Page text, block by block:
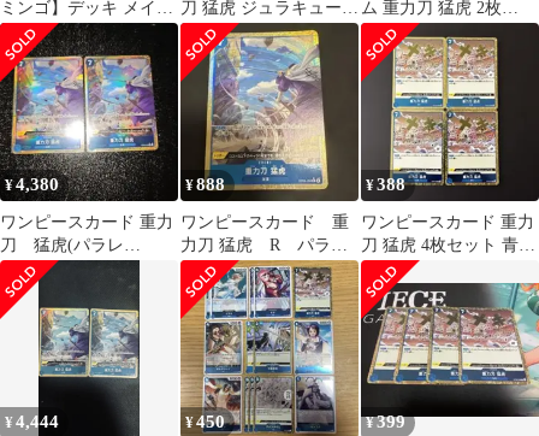
ミンゴ】デッキ メイン
＆ドン＆二重スリーブ
刀 猛虎 ジュラキュー
ル・ミホーク
ム 重力刀 猛虎 2枚
OP06-058 パラレル
¥4,380
ワンピースカード 重力
刀 猛虎(パラレ
ル)OP06-058 2枚
¥888
ワンピースカード 重
力刀 猛虎 R パラレ
ル OP06-058
¥388
ワンピースカード 重力
刀 猛虎 4枚セット 青デ
ッキ強化パーツ
¥4,444 ¥450 ¥399